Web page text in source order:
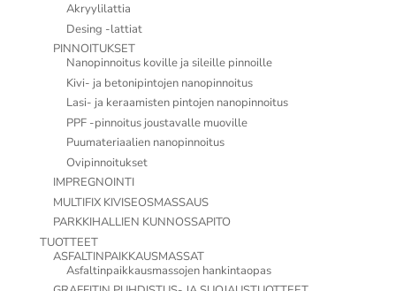
Akryylilattia
Desing -lattiat
PINNOITUKSET
Nanopinnoitus koville ja sileille pinnoille
Kivi- ja betonipintojen nanopinnoitus
Lasi- ja keraamisten pintojen nanopinnoitus
PPF -pinnoitus joustavalle muoville
Puumateriaalien nanopinnoitus
Ovipinnoitukset
IMPREGNOINTI
MULTIFIX KIVISEOSMASSAUS
PARKKIHALLIEN KUNNOSSAPITO
TUOTTEET
ASFALTINPAIKKAUSMASSAT
Asfaltinpaikkausmassojen hankintaopas